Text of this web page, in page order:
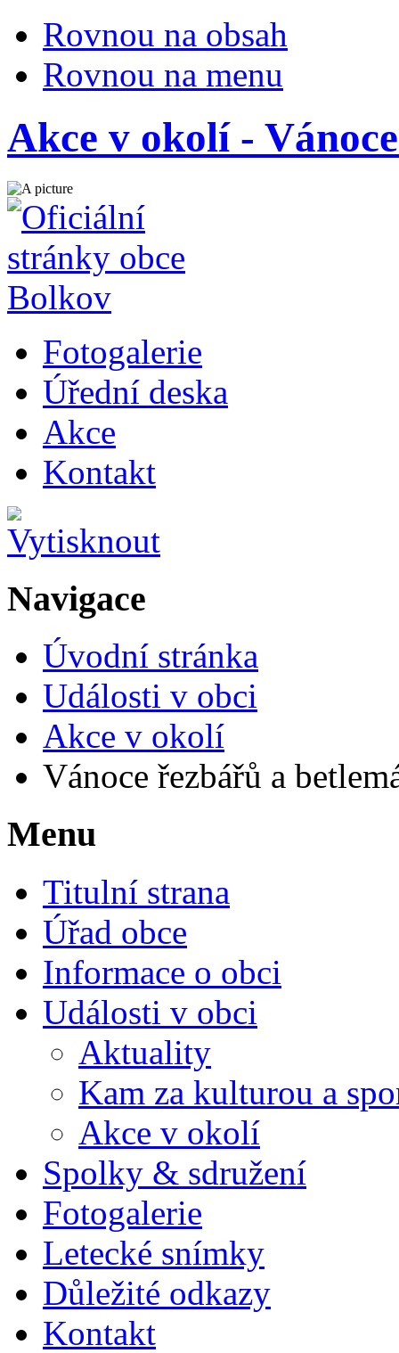
Rovnou na obsah
Rovnou na menu
Akce v okolí -
Fotogalerie
Úřední deska
Akce
Kontakt
Navigace
Úvodní stránka
Události v obci
Akce v okolí
Vánoce řezbářů a
Menu
Titulní strana
Úřad obce
Informace o obci
Události v obci
Aktuality
Kam za kulturou a
Akce v okolí
Spolky & sdružení
Fotogalerie
Letecké snímky
Důležité odkazy
Kontakt